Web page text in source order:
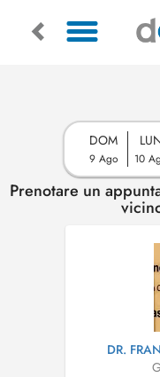
DOM
9 Ago 10
Prenotare un
DR.